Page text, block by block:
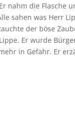
nahm die
sahen was Herr
der böse
Er wurde
in Gefahr. Er